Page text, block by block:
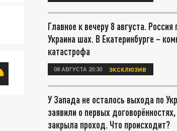
Главное к вечеру 8 августа. Россия
Украина шах. В Екатеринбурге –
катастрофа
08 АВГУСТА 20:30 ЭКСКЛЮЗИВ
У Запада не осталось выхода по
заявили о первых
закрыла проход. Что происходит?